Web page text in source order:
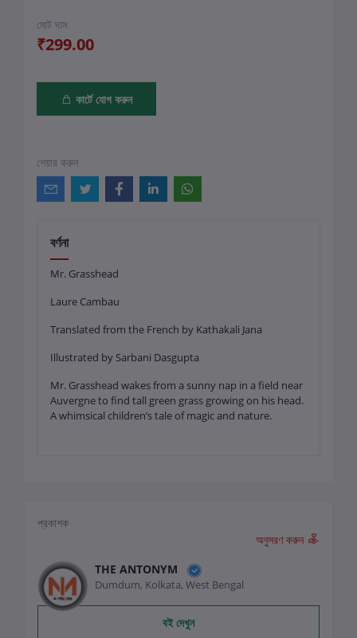
মোট দাম
₹299.00
কার্টে যোগ করুন
শেয়ার করুন
বর্ণনা
Mr. Grasshead
Laure Cambau
Translated from the French by Kathakali Jana
Illustrated by Sarbani Dasgupta
Mr. Grasshead wakes from a sunny nap in a field near
Auvergne to find tall green grass growing on his head.
A whimsical children’s tale of magic and nature.
প্রকাশক
অনুসরণ করুন
THE ANTONYM
Dumdum, Kolkata, West Bengal
বই দেখুন